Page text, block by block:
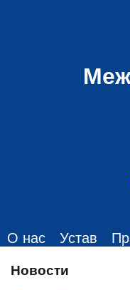
О нас Устав
Новости